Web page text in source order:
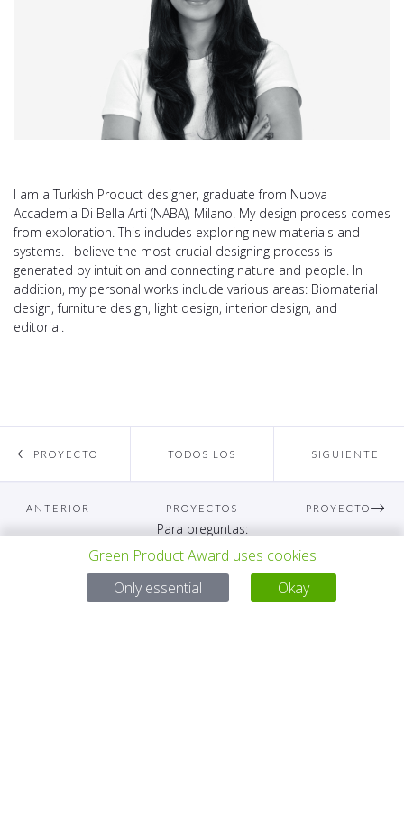
I am a Turkish Product designer, graduate from Nuova
Accademia Di Bella Arti (NABA), Milano. My design process comes
from exploration. This includes exploring new materials and
systems. I believe the most crucial designing process is
generated by intuition and connecting nature and people. In
addition, my personal works include various areas: Biomaterial
design, furniture design, light design, interior design, and
editorial.
PROYECTO
ANTERIOR
TODOS LOS
PROYECTOS
SIGUIENTE
PROYECTO
Para preguntas:
Mail:service@gp-award.com
Teléfono: + 49 30 25742 880
Green Product Award uses cookies
Only essential
Okay